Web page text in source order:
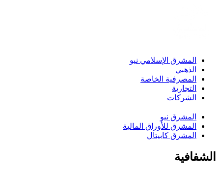
المشرق الإسلامي نيو
الذهبي
المصرفية الخاصة
التجارية
الشركات
المشرق نيو
المشرق للأوراق المالية
المشرق كابيتال
الشفافية